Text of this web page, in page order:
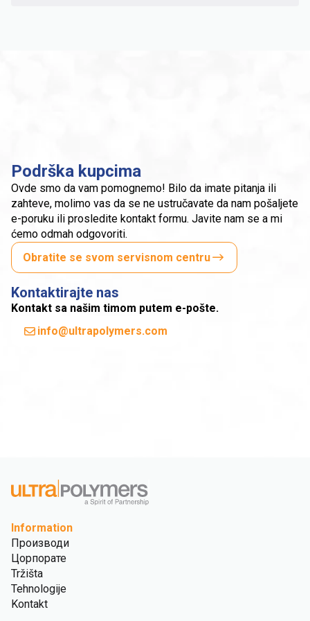
Podrška kupcima
Ovde smo da vam pomognemo! Bilo da imate pitanja ili
zahteve, molimo vas da se ne ustručavate da nam pošaljete
e-poruku ili prosledite kontakt formu. Javite nam se a mi
ćemo odmah odgovoriti.
Obratite se svom servisnom centru
Kontaktirajte nas
Kontakt sa našim timom putem e-pošte.
info@ultrapolymers.com
Information
Производи
Цорпорате
Tržišta
Tehnologije
Kontakt